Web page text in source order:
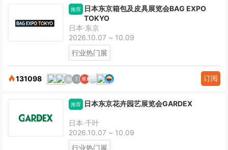
推荐
日本东京箱包及皮具展览会BAG EXPO
TOKYO
日本·东京
2026.10.07 ~ 10.09
行业热门展
131098 订阅
推荐 日本东京花卉园艺展览会GARDEX
日本·千叶
2026.10.07 ~ 10.09
行业热门展